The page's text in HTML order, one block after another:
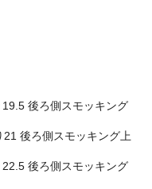
後ろ側スモッキング
後ろ側スモッキング上
後ろ側スモッキング